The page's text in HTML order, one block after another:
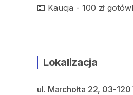
💵 Kaucja - 100 zł
Lokalizacja
ul. Marchołta 22, 03-